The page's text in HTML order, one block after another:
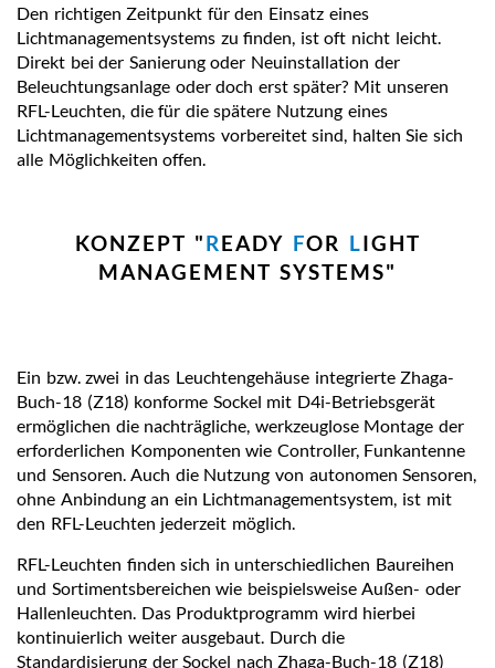
Den richtigen Zeitpunkt für den Einsatz eines
Lichtmanagementsystems zu finden, ist oft nicht leicht.
Direkt bei der Sanierung oder Neuinstallation der
Beleuchtungsanlage oder doch erst später? Mit unseren
RFL-Leuchten, die für die spätere Nutzung eines
Lichtmanagementsystems vorbereitet sind, halten Sie sich
alle Möglichkeiten offen.
KONZEPT "READY FOR LIGHT
MANAGEMENT SYSTEMS"
Ein bzw. zwei in das Leuchtengehäuse integrierte Zhaga-
Buch-18 (Z18) konforme Sockel mit D4i-Betriebsgerät
ermöglichen die nachträgliche, werkzeuglose Montage der
erforderlichen Komponenten wie Controller, Funkantenne
und Sensoren. Auch die Nutzung von autonomen Sensoren,
ohne Anbindung an ein Lichtmanagementsystem, ist mit
den RFL-Leuchten jederzeit möglich.
RFL-Leuchten finden sich in unterschiedlichen Baureihen
und Sortimentsbereichen wie beispielsweise Außen- oder
Hallenleuchten. Das Produktprogramm wird hierbei
kontinuierlich weiter ausgebaut. Durch die
Standardisierung der Sockel nach Zhaga-Buch-18 (Z18)